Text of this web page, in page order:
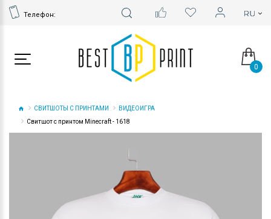
Телефон:
0
СВИТШОТЫ С ПРИНТАМИ
ВИДЕОИГРА
Свитшот с принтом Minecraft - 1618